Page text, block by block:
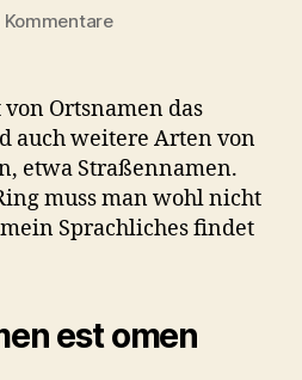
Kommentarezu
Ortsnamen das
auch weitere Arten von
etwa Straßennamen.
muss man wohl nicht
Sprachliches findet
est omen